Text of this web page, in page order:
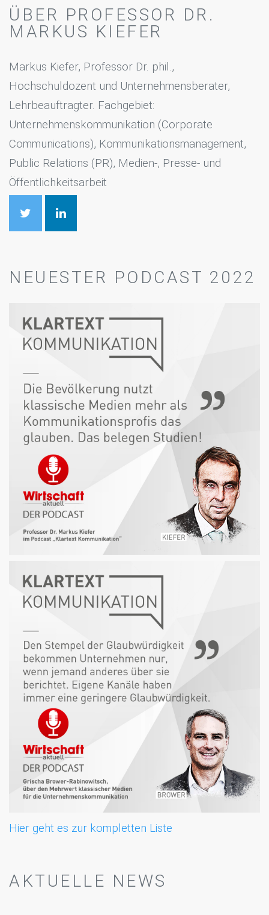
ÜBER PROFESSOR DR.
MARKUS KIEFER
Markus Kiefer, Professor Dr. phil.,
Hochschuldozent und Unternehmensberater,
Lehrbeauftragter. Fachgebiet:
Unternehmenskommunikation (Corporate
Communications), Kommunikationsmanagement,
Public Relations (PR), Medien-, Presse- und
Öffentlichkeitsarbeit
NEUESTER PODCAST 2022
Hier geht es zur kompletten Liste
AKTUELLE NEWS